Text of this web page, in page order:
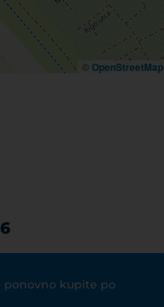
© OpenStreetMap
ponovno kupite po